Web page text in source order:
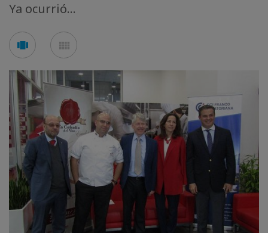
Ya ocurrió...
See
carousel mosaic